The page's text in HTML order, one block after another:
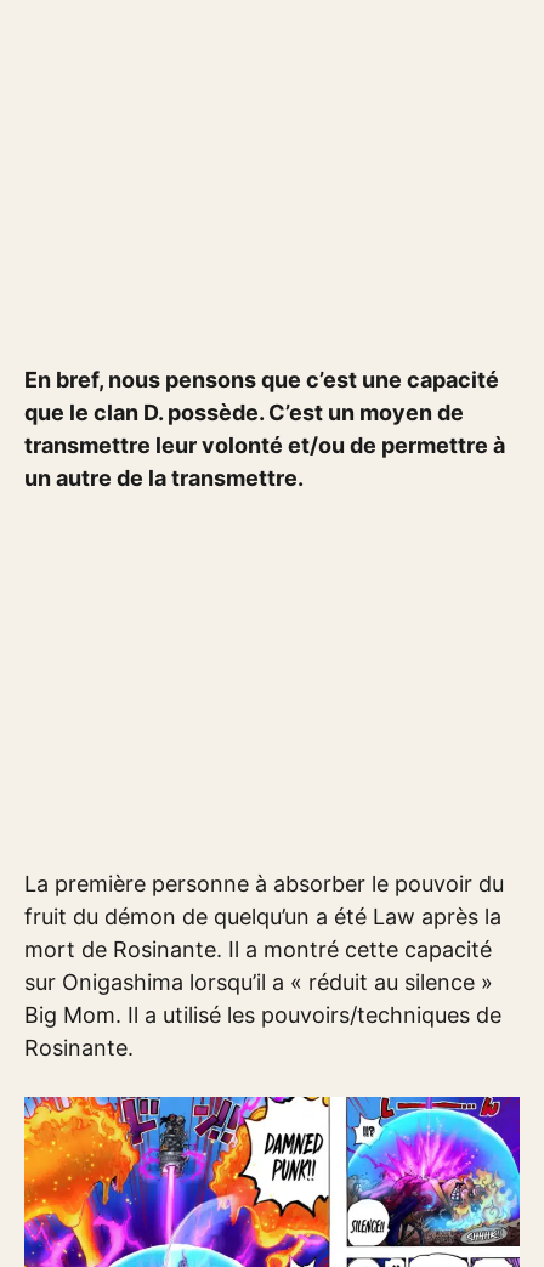
En bref, nous pensons que c’est une capacité
que le clan D. possède. C’est un moyen de
transmettre leur volonté et/ou de permettre à
un autre de la transmettre.
La première personne à absorber le pouvoir du
fruit du démon de quelqu’un a été Law après la
mort de Rosinante. Il a montré cette capacité
sur Onigashima lorsqu’il a « réduit au silence »
Big Mom. Il a utilisé les pouvoirs/techniques de
Rosinante.